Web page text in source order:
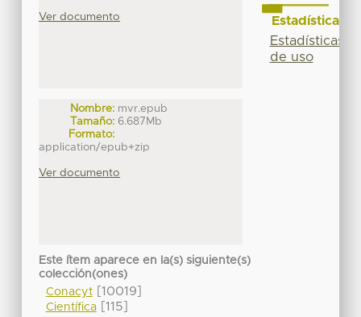
Ver documento
Nombre: mvr.epub
Tamaño: 6.687Mb
Formato:
application/epub+zip
Ver documento
Este ítem aparece en la(s) siguiente(s)
colección(ones)
Conacyt[10019]
Científica[115]
Estadísticas
Estadísticas
de uso